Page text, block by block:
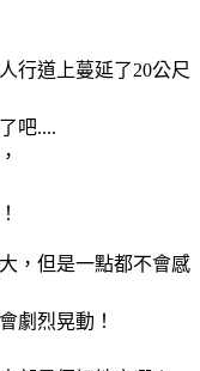
行道上蔓延了20公尺
吧....
，但是一點都不會感
劇烈晃動！